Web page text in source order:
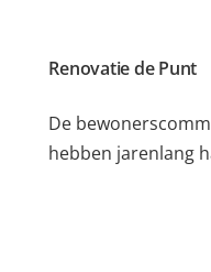
Renovatie de Punt
De
hebben jarenlang